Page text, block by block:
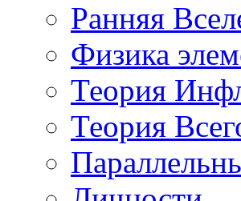
Ранняя
Физика
Теория
Теория